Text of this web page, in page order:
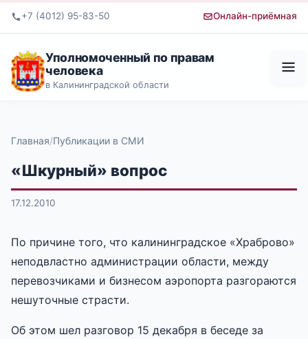
+7 (4012) 95-83-50 Онлайн-приёмная
Уполномоченный по правам
человека
в Калининградской области
Главная Публикации в СМИ
«Шкурный» вопрос
17.12.2010
По причине того, что калининградское «Храброво»
неподвластно администрации области, между
перевозчиками и бизнесом аэропорта разгораются
нешуточные страсти.
Об этом шел разговор 15 декабря в беседе за